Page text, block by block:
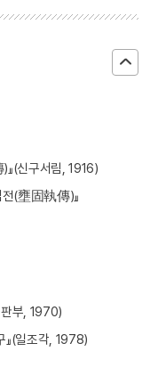
(신구서림, 1916)
(壅固執傳)』
판부, 1970)
』(일조각, 1978)